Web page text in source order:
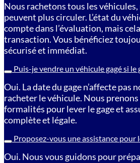
Nous rachetons tous les véhicules,
peuvent plus circuler. L’état du
compte dans l’évaluation, mais
transaction. Vous bénéficiez
sécurisé et immédiat.
Puis-je vendre un véhicule gagé si le
Oui. La date du gage n’affecte pas
racheter le véhicule. Nous
formalités pour lever le gage et
complète et légale.
Proposez-vous une assistance pour
Oui. Nous vous guidons pour